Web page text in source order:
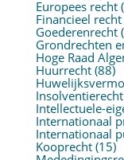
Europees recht
Financieel recht
Goederenrecht
Grondrechten
Hoge Raad
Huurrecht(88)
Insolventierecht
Intellectuele-
Internationaal
Internationaal
Kooprecht(15)